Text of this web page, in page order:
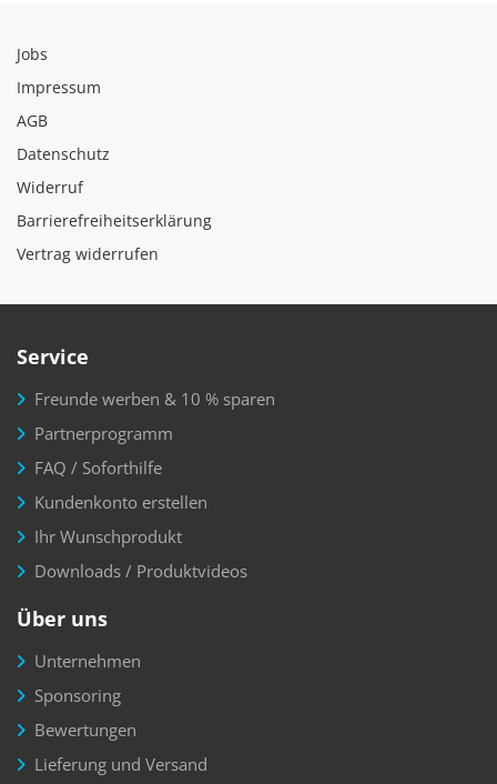
Jobs
Impressum
AGB
Datenschutz
Widerruf
Barrierefreiheitserklärung
Vertrag widerrufen
Service
Freunde werben & 10 % sparen
Partnerprogramm
FAQ / Soforthilfe
Kundenkonto erstellen
Ihr Wunschprodukt
Downloads / Produktvideos
Über uns
Unternehmen
Sponsoring
Bewertungen
Lieferung und Versand